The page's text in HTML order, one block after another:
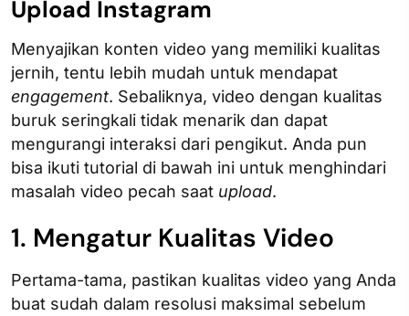
Upload Instagram
Menyajikan konten video yang memiliki kualitas
jernih, tentu lebih mudah untuk mendapat
engagement. Sebaliknya, video dengan kualitas
buruk seringkali tidak menarik dan dapat
mengurangi interaksi dari pengikut. Anda pun
bisa ikuti tutorial di bawah ini untuk menghindari
masalah video pecah saat upload.
1. Mengatur Kualitas Video
Pertama-tama, pastikan kualitas video yang Anda
buat sudah dalam resolusi maksimal sebelum